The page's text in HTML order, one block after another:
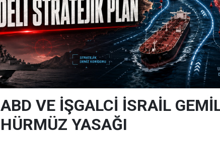
ABD VE İŞGALCİ İSRAİL
HÜRMÜZ YASAĞI